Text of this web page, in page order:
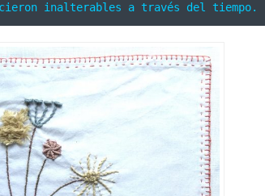
inalterables a través del tiempo.